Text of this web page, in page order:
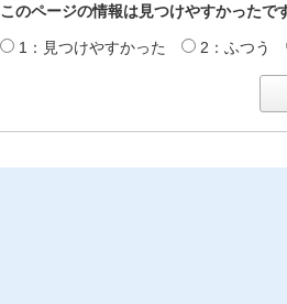
このページの情報は見つけやすかったで
1：見つけやすかった 2：ふつう